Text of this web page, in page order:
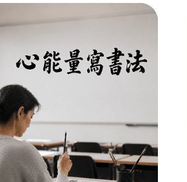
旅行家馬繼康以「慢行、深度、感
不以走訪數量為目的，而以理解土
實際旅遊、觀察、講述與地方文化
旅行之中理解臺灣。
，含交通、一餐、旅遊體驗內容，每
1,600元含稅。
7 日內完成已報名「全部場次」之繳
成繳費者，系統將自動取消未完成